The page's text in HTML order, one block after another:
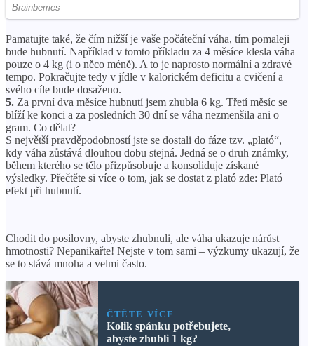
Pamatujte také, že čím nižší je vaše počáteční váha, tím pomaleji
bude hubnutí. Například v tomto příkladu za 4 měsíce klesla váha
pouze o 4 kg (i o něco méně). A to je naprosto normální a zdravé
tempo. Pokračujte tedy v jídle v kalorickém deficitu a cvičení a
svého cíle bude dosaženo.
5. Za první dva měsíce hubnutí jsem zhubla 6 kg. Třetí měsíc se
blíží ke konci a za posledních 30 dní se váha nezmenšila ani o
gram. Co dělat?
S největší pravděpodobností jste se dostali do fáze tzv. „plató“,
kdy váha zůstává dlouhou dobu stejná. Jedná se o druh známky,
během kterého se tělo přizpůsobuje a konsoliduje získané
výsledky. Přečtěte si více o tom, jak se dostat z plató zde: Plató
efekt při hubnutí.
Chodit do posilovny, abyste zhubnuli, ale váha ukazuje nárůst
hmotnosti? Nepanikařte! Nejste v tom sami – výzkumy ukazují, že
se to stává mnoha a velmi často.
ČTĚTE VÍCE
Kolik spánku potřebujete,
abyste zhubli 1 kg?